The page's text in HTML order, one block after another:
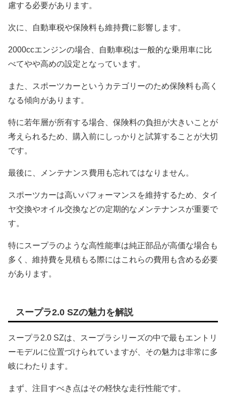
慮する必要があります。
次に、自動車税や保険料も維持費に影響します。
2000ccエンジンの場合、自動車税は一般的な乗用車に比
べてやや高めの設定となっています。
また、スポーツカーというカテゴリーのため保険料も高く
なる傾向があります。
特に若年層が所有する場合、保険料の負担が大きいことが
考えられるため、購入前にしっかりと試算することが大切
です。
最後に、メンテナンス費用も忘れてはなりません。
スポーツカーは高いパフォーマンスを維持するため、タイ
ヤ交換やオイル交換などの定期的なメンテナンスが重要で
す。
特にスープラのような高性能車は純正部品が高価な場合も
多く、維持費を見積もる際にはこれらの費用も含める必要
があります。
スープラ2.0 SZの魅力を解説
スープラ2.0 SZは、スープラシリーズの中で最もエントリ
ーモデルに位置づけられていますが、その魅力は非常に多
岐にわたります。
まず、注目すべき点はその軽快な走行性能です。